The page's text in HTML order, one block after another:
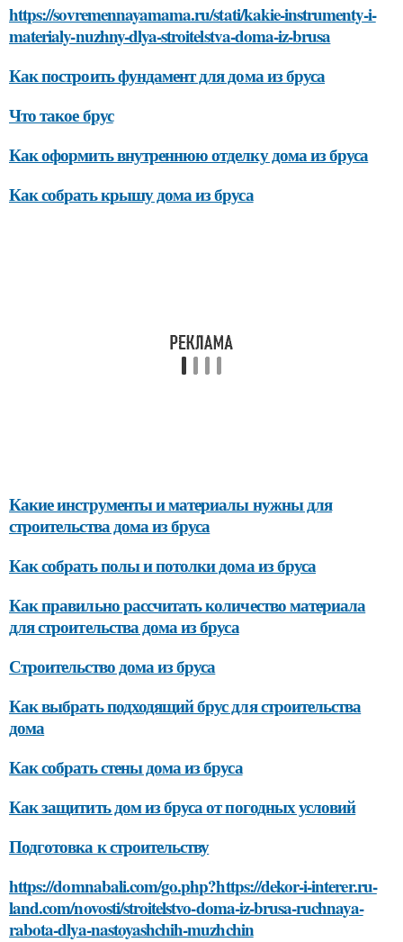
https://sovremennayamama.ru/stati/kakie-instrumenty-i-
materialy-nuzhny-dlya-stroitelstva-doma-iz-brusa
Как построить фундамент для дома из бруса
Что такое брус
Как оформить внутреннюю отделку дома из бруса
Как собрать крышу дома из бруса
Какие инструменты и материалы нужны для
строительства дома из бруса
Как собрать полы и потолки дома из бруса
Как правильно рассчитать количество материала
для строительства дома из бруса
Строительство дома из бруса
Как выбрать подходящий брус для строительства
дома
Как собрать стены дома из бруса
Как защитить дом из бруса от погодных условий
Подготовка к строительству
https://domnabali.com/go.php?https://dekor-i-interer.ru-
land.com/novosti/stroitelstvo-doma-iz-brusa-ruchnaya-
rabota-dlya-nastoyashchih-muzhchin